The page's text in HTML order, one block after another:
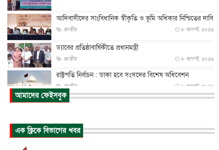
আদিবাসীদের সাংবিধানিক স্বীকৃতি ও ভূমি অধিকার নিশ্চিতের দাবি
জাতীয় ৮ আগস্ট, ২০২৬
ড্যাবের প্রতিষ্ঠাবার্ষিকীতে প্রধানমন্ত্রী
জাতীয় ৮ আগস্ট, ২০২৬
রাষ্ট্রপতি নির্বাচন : ডাকা হবে সংসদের বিশেষ অধিবেশন
জাতীয় ৮ আগস্ট, ২০২৬
প্রধানমন্ত্রীর সঙ্গে সাক্ষাতে খুদে শিল্পী অনুশ্রী রায়ের স্বপ...
পাকিস্তান-তুরস্কের সঙ্গে প্রতিরক্ষা চুক্তি সৌদি আরবকে কতটা ন...
আমাদের ফেইসবুক
এক ক্লিকে বিভাগের খবর